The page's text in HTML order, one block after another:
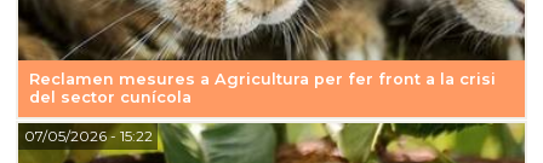
Reclamen mesures a Agricultura per fer front a la crisi
del sector cunícola
07/05/2026- 15:22